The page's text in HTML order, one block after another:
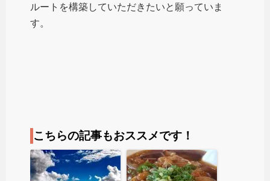
ルートを構築していただきたいと願っていま
す。
こちらの記事もおススメです！